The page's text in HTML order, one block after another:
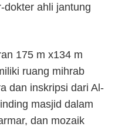
dokter ahli jantung
175 m x134 m
ruang mihrab
dan inskripsi dari Al-
masjid dalam
dan mozaik